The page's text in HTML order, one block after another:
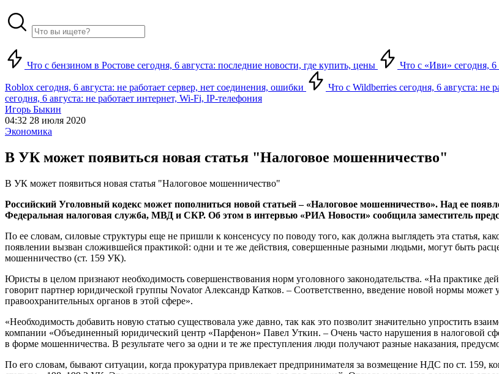
Что с бензином в Ростове сегодня, 6 августа: последние новости, где купить, цены Что с «Иви» сегодня,
Roblox сегодня, 6 августа: не работает сервер, нет соединения, ошибки Что с Wildberries сегодня, 6 августа: не
сегодня, 6 августа: не работает интернет, Wi-Fi, IP-телефония
Игорь Быкин
04:32 28 июля 2020
Экономика
В УК может появиться новая статья "Налоговое мошенничество"
В УК может появиться новая статья "Налоговое мошенничество"
Российский Уголовный кодекс может пополниться новой статьей – «Налоговое мошенничество». Над ее
Федеральная налоговая служба, МВД и СКР. Об этом в интервью «РИА Новости» сообщила заместитель
По ее словам, силовые структуры еще не пришли к консенсусу по поводу того, как должна выглядеть эта статья,
появлении вызван сложившейся практикой: одни и те же действия, совершенные разными людьми, могут быть
мошенничество (ст. 159 УК).
Юристы в целом признают необходимость совершенствования норм уголовного законодательства. «На практике
говорит партнер юридической группы Novator Александр Катков. – Соответственно, введение новой нормы может
правоохранительных органов в этой сфере».
«Необходимость добавить новую статью существовала уже давно, так как это позволит значительно упростить
компании «Объединенный юридический центр «Парфенон» Павел Уткин. – Очень часто нарушения в налоговой
в форме мошенничества. В результате чего за одни и те же преступления люди получают разные наказания,
По его словам, бывают ситуации, когда прокуратура привлекает предпринимателя за возмещение НДС по ст. 159,